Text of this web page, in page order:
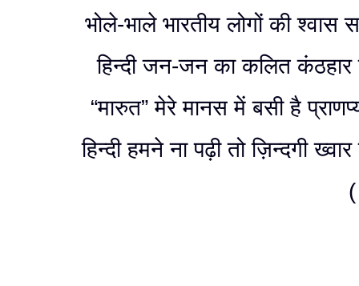
भोले-भाले भारतीय लोगों की श्वास
हिन्दी जन-जन का कलित
“मारुत” मेरे मानस में बसी है
हिन्दी हमने ना पढ़ी तो ज़िन्दगी
( 02